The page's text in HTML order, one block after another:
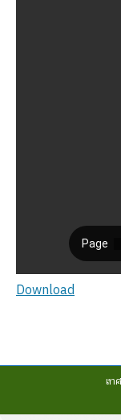
Download
เท